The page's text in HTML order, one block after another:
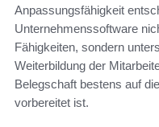
Anpassungsfähigkeit
Unternehmenssoftware
Fähigkeiten, sondern
Weiterbildung der
Belegschaft bestens auf
vorbereitet ist.